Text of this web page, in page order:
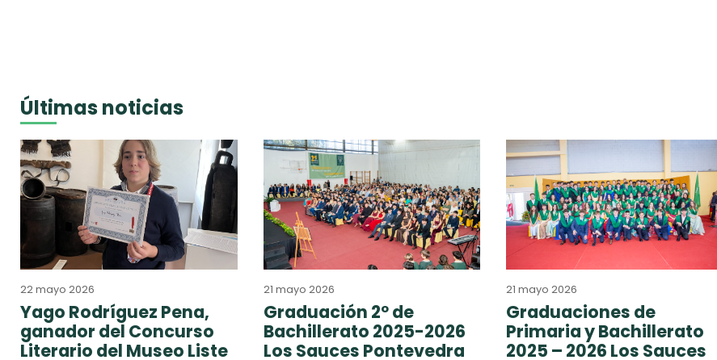
Últimas noticias
22 mayo 2026
Yago Rodríguez Pena,
ganador del Concurso
Literario del Museo Liste
21 mayo 2026
Graduación 2º de
Bachillerato 2025-2026
Los Sauces Pontevedra
21 mayo 2026
Graduaciones de
Primaria y Bachillerato
2025 – 2026 Los Sauces